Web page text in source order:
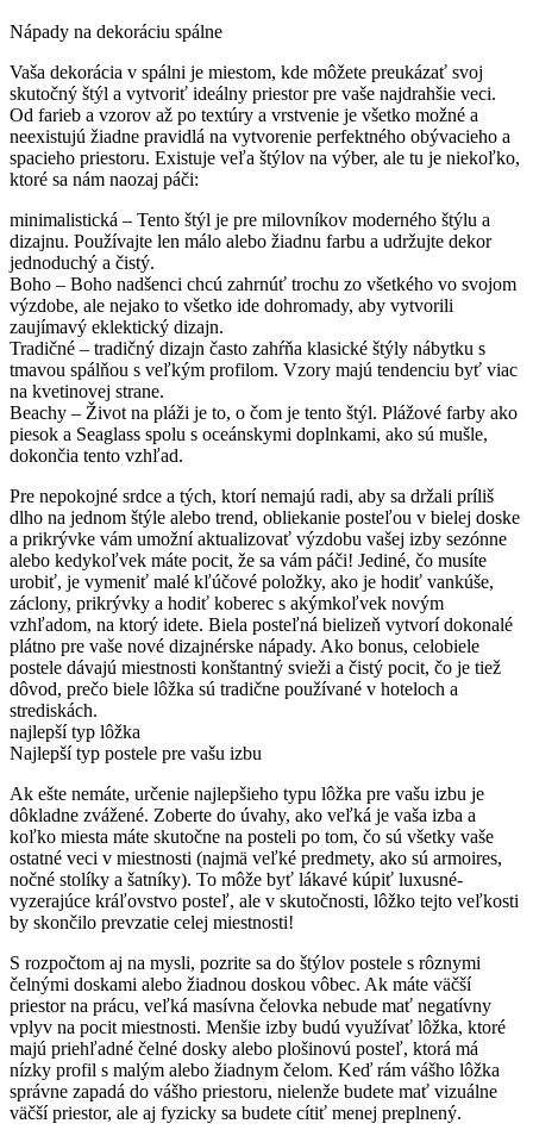
Nápady na dekoráciu spálne
Vaša dekorácia v spálni je miestom, kde môžete preukázať svoj
skutočný štýl a vytvoriť ideálny priestor pre vaše najdrahšie veci.
Od farieb a vzorov až po textúry a vrstvenie je všetko možné a
neexistujú žiadne pravidlá na vytvorenie perfektného obývacieho a
spacieho priestoru. Existuje veľa štýlov na výber, ale tu je niekoľko,
ktoré sa nám naozaj páči:
minimalistická – Tento štýl je pre milovníkov moderného štýlu a
dizajnu. Používajte len málo alebo žiadnu farbu a udržujte dekor
jednoduchý a čistý.
Boho – Boho nadšenci chcú zahrnúť trochu zo všetkého vo svojom
výzdobe, ale nejako to všetko ide dohromady, aby vytvorili
zaujímavý eklektický dizajn.
Tradičné – tradičný dizajn často zahŕňa klasické štýly nábytku s
tmavou spálňou s veľkým profilom. Vzory majú tendenciu byť viac
na kvetinovej strane.
Beachy – Život na pláži je to, o čom je tento štýl. Plážové farby ako
piesok a Seaglass spolu s oceánskymi doplnkami, ako sú mušle,
dokončia tento vzhľad.
Pre nepokojné srdce a tých, ktorí nemajú radi, aby sa držali príliš
dlho na jednom štýle alebo trend, obliekanie posteľou v bielej doske
a prikrývke vám umožní aktualizovať výzdobu vašej izby sezónne
alebo kedykoľvek máte pocit, že sa vám páči! Jediné, čo musíte
urobiť, je vymeniť malé kľúčové položky, ako je hodiť vankúše,
záclony, prikrývky a hodiť koberec s akýmkoľvek novým
vzhľadom, na ktorý idete. Biela posteľná bielizeň vytvorí dokonalé
plátno pre vaše nové dizajnérske nápady. Ako bonus, celobiele
postele dávajú miestnosti konštantný svieži a čistý pocit, čo je tiež
dôvod, prečo biele lôžka sú tradične používané v hoteloch a
strediskách.
najlepší typ lôžka
Najlepší typ postele pre vašu izbu
Ak ešte nemáte, určenie najlepšieho typu lôžka pre vašu izbu je
dôkladne zvážené. Zoberte do úvahy, ako veľká je vaša izba a
koľko miesta máte skutočne na posteli po tom, čo sú všetky vaše
ostatné veci v miestnosti (najmä veľké predmety, ako sú armoires,
nočné stolíky a šatníky). To môže byť lákavé kúpiť luxusné-
vyzerajúce kráľovstvo posteľ, ale v skutočnosti, lôžko tejto veľkosti
by skončilo prevzatie celej miestnosti!
S rozpočtom aj na mysli, pozrite sa do štýlov postele s rôznymi
čelnými doskami alebo žiadnou doskou vôbec. Ak máte väčší
priestor na prácu, veľká masívna čelovka nebude mať negatívny
vplyv na pocit miestnosti. Menšie izby budú využívať lôžka, ktoré
majú priehľadné čelné dosky alebo plošinovú posteľ, ktorá má
nízky profil s malým alebo žiadnym čelom. Keď rám vášho lôžka
správne zapadá do vášho priestoru, nielenže budete mať vizuálne
väčší priestor, ale aj fyzicky sa budete cítiť menej preplnený.